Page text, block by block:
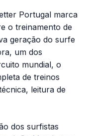
Portugal marca
o treinamento de
geração do surfe
um dos
mundial, o
de treinos
leitura de
dos surfistas